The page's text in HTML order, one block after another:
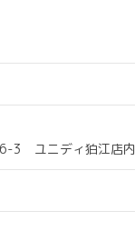
3 ユニディ狛江店内